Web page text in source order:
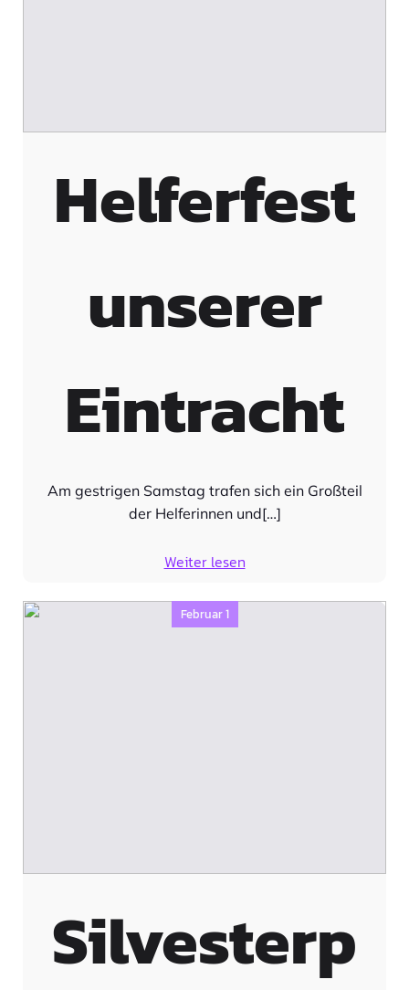
Helferfest
unserer
Eintracht
Am gestrigen Samstag trafen sich ein Großteil
der Helferinnen und[…]
Weiter lesen
Februar 1
Silvesterp